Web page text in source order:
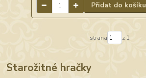
Přidat do košíku
strana z 1
Starožitné hračky